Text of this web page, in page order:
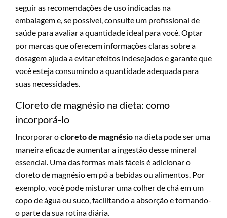
seguir as recomendações de uso indicadas na
embalagem e, se possível, consulte um profissional de
saúde para avaliar a quantidade ideal para você. Optar
por marcas que oferecem informações claras sobre a
dosagem ajuda a evitar efeitos indesejados e garante que
você esteja consumindo a quantidade adequada para
suas necessidades.
Cloreto de magnésio na dieta: como
incorporá-lo
Incorporar ocloreto de magnésio na dieta pode ser uma
maneira eficaz de aumentar a ingestão desse mineral
essencial. Uma das formas mais fáceis é adicionar o
cloreto de magnésio em pó a bebidas ou alimentos. Por
exemplo, você pode misturar uma colher de chá em um
copo de água ou suco, facilitando a absorção e tornando-
o parte da sua rotina diária.